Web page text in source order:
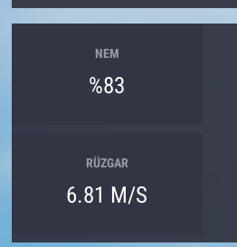
NEM
%83
RÜZGAR
6.81 M/S